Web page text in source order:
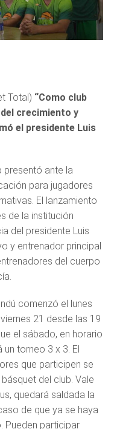
Total) “Como club
crecimiento y
el presidente Luis
presentó ante la
para jugadores
El lanzamiento
de la institución
del presidente Luis
y entrenador principal
del cuerpo
comenzó el lunes
21 desde las 19
el sábado, en horario
torneo 3 x 3. El
que participen se
del club. Vale
quedará saldada la
de que ya se haya
Pueden participar